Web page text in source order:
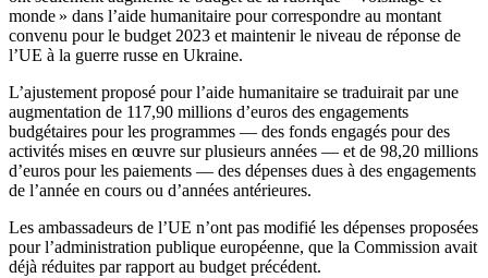
monde » dans l’aide humanitaire pour correspondre au montant
convenu pour le budget 2023 et maintenir le niveau de réponse de
l’UE à la guerre russe en Ukraine.
L’ajustement proposé pour l’aide humanitaire se traduirait par une
augmentation de 117,90 millions d’euros des engagements
budgétaires pour les programmes — des fonds engagés pour des
activités mises en œuvre sur plusieurs années — et de 98,20 millions
d’euros pour les paiements — des dépenses dues à des engagements
de l’année en cours ou d’années antérieures.
Les ambassadeurs de l’UE n’ont pas modifié les dépenses proposées
pour l’administration publique européenne, que la Commission avait
déjà réduites par rapport au budget précédent.